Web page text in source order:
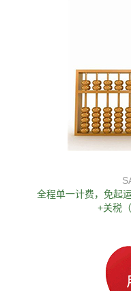
全程单一计费，免起
+关税